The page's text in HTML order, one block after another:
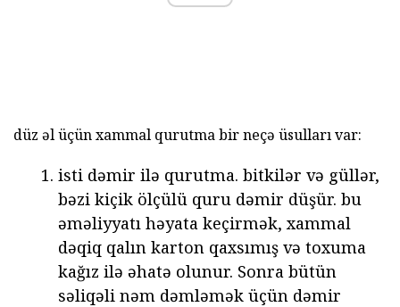
düz əl üçün xammal qurutma bir neçə üsulları var:
isti dəmir ilə qurutma. bitkilər və güllər,
bəzi kiçik ölçülü quru dəmir düşür. bu
əməliyyatı həyata keçirmək, xammal
dəqiq qalın karton qaxsımış və toxuma
kağız ilə əhatə olunur. Sonra bütün
səliqəli nəm dəmləmək üçün dəmir